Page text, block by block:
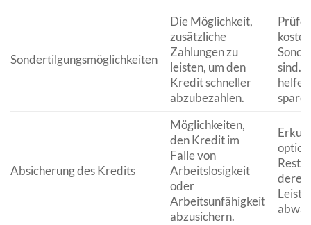
Sondertilgungsmöglichkeiten
Die Möglichkeit,
zusätzliche
Zahlungen zu
leisten, um den
Kredit schneller
abzubezahlen.
sind.
Absicherung des Kredits
Möglichkeiten,
den Kredit im
Falle von
Arbeitslosigkeit
oder
Arbeitsunfähigkeit
abzusichern.
deren